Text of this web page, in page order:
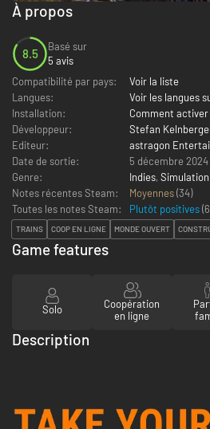
À propos
8.5
Basé sur
5 avis
Compatibilité par pays:
Voir la liste
Langues:
Voir les langues
Installation:
Comment
Développeur:
Stefan
Editeur:
astragon
Date de sortie:
5 décembre 2024
Genre:
Indies, Simulation
Notes récentes Steam:
Moyennes(34)
Toutes les notes Steam:
Plutôt positives(
TRAINS COOP EN LIGNE MONDE OUVERT
Game features
Solo
Coopération
en ligne
Description